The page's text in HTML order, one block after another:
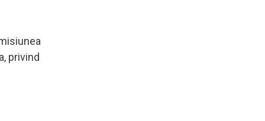
privind